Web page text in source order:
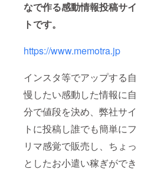
なで作る感動情報投稿サイ
トです。
https://www.memotra.jp
インスタ等でアップする自
慢したい感動した情報に自
分で値段を決め、弊社サイ
トに投稿し誰でも簡単にフ
リマ感覚で販売し、ちょっ
としたお小遣い稼ぎができ